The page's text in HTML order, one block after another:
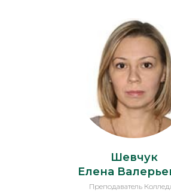
Шевчук
Елена
Преподаватель